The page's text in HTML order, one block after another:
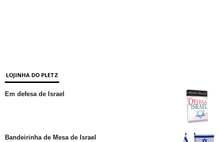
LOJINHA DO PLETZ
Em defesa de Israel
Bandeirinha de Mesa de Israel